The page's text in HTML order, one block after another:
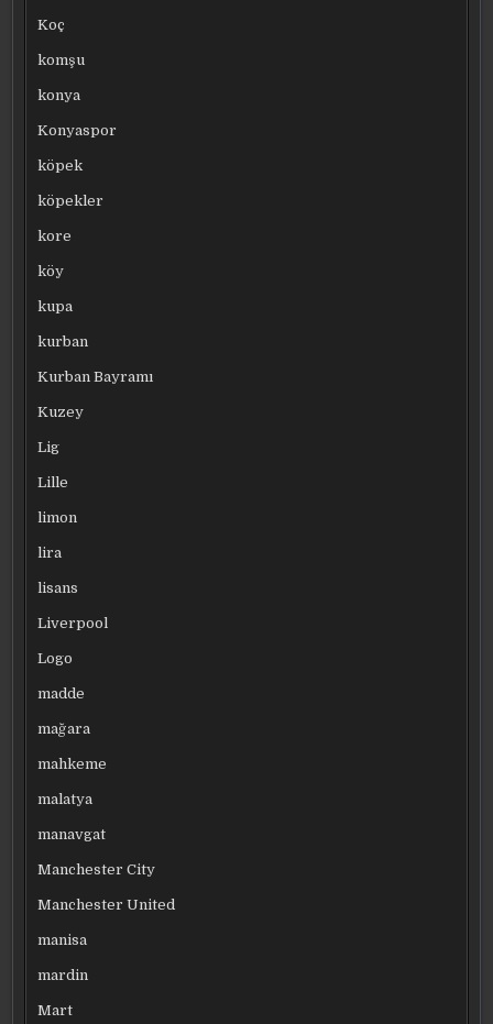
Koç
komşu
konya
Konyaspor
köpek
köpekler
kore
köy
kupa
kurban
Kurban Bayramı
Kuzey
Lig
Lille
limon
lira
lisans
Liverpool
Logo
madde
mağara
mahkeme
malatya
manavgat
Manchester City
Manchester United
manisa
mardin
Mart